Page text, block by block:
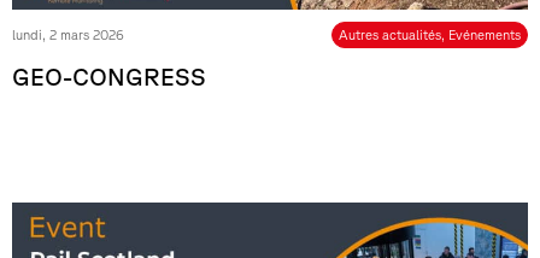
lundi, 2 mars 2026 Autres actualités, Evénements
GEO-CONGRESS